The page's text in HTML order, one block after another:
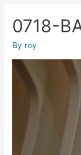
0718-
By roy